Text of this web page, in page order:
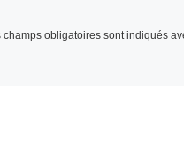
champs obligatoires sont indiqués